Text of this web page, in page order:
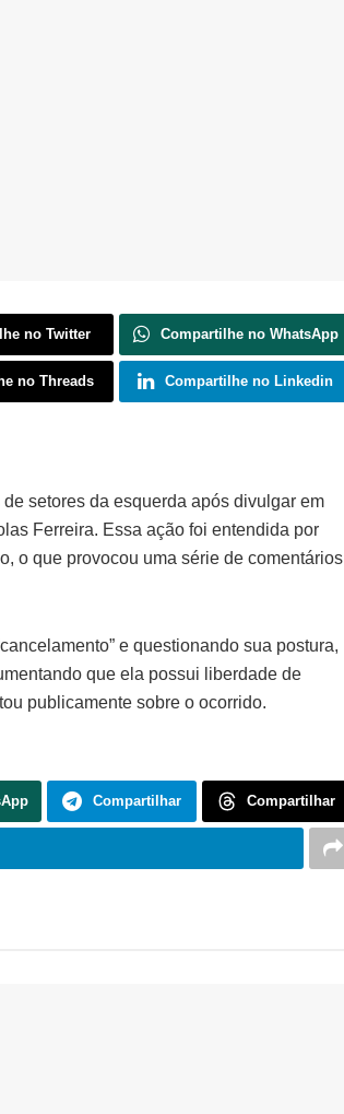
no Twitter Compartilhe no WhatsApp
no Threads Compartilhe no Linkedin
setores da esquerda após divulgar em
Ferreira. Essa ação foi entendida por
o que provocou uma série de comentários
e questionando sua postura,
que ela possui liberdade de
publicamente sobre o ocorrido.
Compartilhar Compartilhar